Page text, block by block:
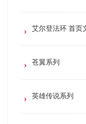
艾尔登法环 首页
苍翼系列
英雄传说系列